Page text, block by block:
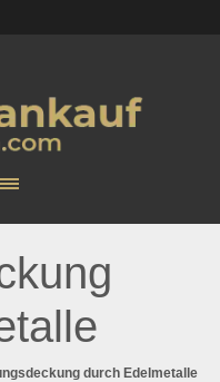
durch Edelmetalle